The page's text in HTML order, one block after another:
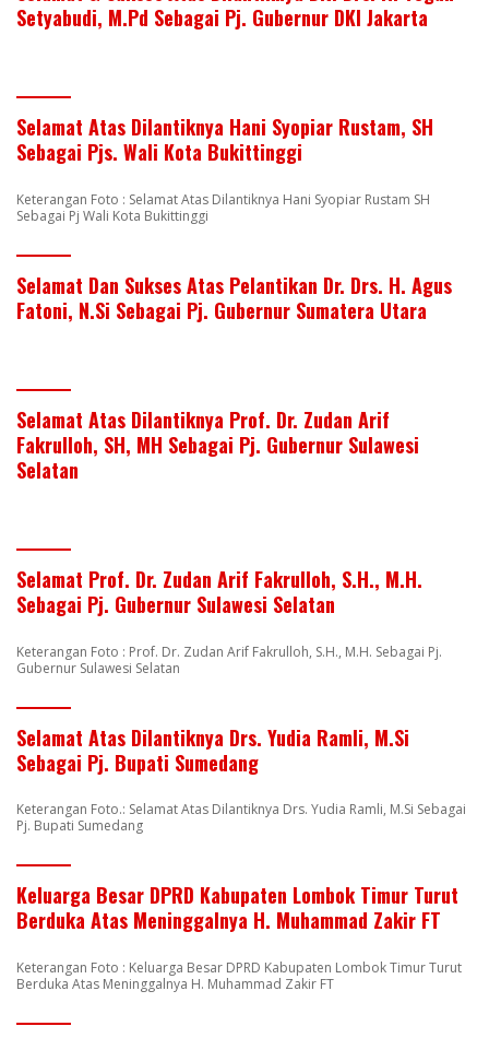
Setyabudi, M.Pd Sebagai Pj. Gubernur DKI Jakarta
Selamat Atas Dilantiknya Hani Syopiar Rustam, SH
Sebagai Pjs. Wali Kota Bukittinggi
Keterangan Foto : Selamat Atas Dilantiknya Hani Syopiar Rustam SH
Sebagai Pj Wali Kota Bukittinggi
Selamat Dan Sukses Atas Pelantikan Dr. Drs. H. Agus
Fatoni, N.Si Sebagai Pj. Gubernur Sumatera Utara
Selamat Atas Dilantiknya Prof. Dr. Zudan Arif
Fakrulloh, SH, MH Sebagai Pj. Gubernur Sulawesi
Selatan
Selamat Prof. Dr. Zudan Arif Fakrulloh, S.H., M.H.
Sebagai Pj. Gubernur Sulawesi Selatan
Keterangan Foto : Prof. Dr. Zudan Arif Fakrulloh, S.H., M.H. Sebagai Pj.
Gubernur Sulawesi Selatan
Selamat Atas Dilantiknya Drs. Yudia Ramli, M.Si
Sebagai Pj. Bupati Sumedang
Keterangan Foto.: Selamat Atas Dilantiknya Drs. Yudia Ramli, M.Si Sebagai
Pj. Bupati Sumedang
Keluarga Besar DPRD Kabupaten Lombok Timur Turut
Berduka Atas Meninggalnya H. Muhammad Zakir FT
Keterangan Foto : Keluarga Besar DPRD Kabupaten Lombok Timur Turut
Berduka Atas Meninggalnya H. Muhammad Zakir FT